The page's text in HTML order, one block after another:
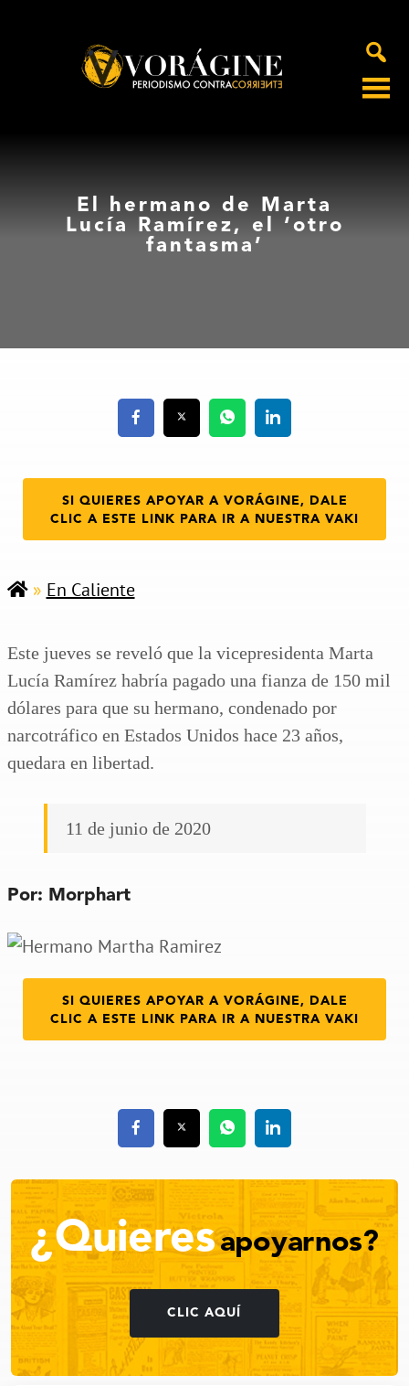
El hermano de Marta
Lucía Ramírez, el ‘otro
fantasma’
SI QUIERES APOYAR A VORÁGINE, DALE
CLIC A ESTE LINK PARA IR A NUESTRA VAKI
» En Caliente
Este jueves se reveló que la vicepresidenta Marta
Lucía Ramírez habría pagado una fianza de 150 mil
dólares para que su hermano, condenado por
narcotráfico en Estados Unidos hace 23 años,
quedara en libertad.
11 de junio de 2020
Por: Morphart
SI QUIERES APOYAR A VORÁGINE, DALE
CLIC A ESTE LINK PARA IR A NUESTRA VAKI
¿Quieresapoyarnos?
CLIC AQUÍ